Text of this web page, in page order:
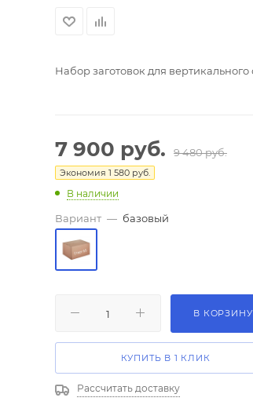
Набор заготовок для вертикального
7 900 руб. 9 480руб.
Экономия 1 580 руб.
В наличии
Вариант — базовый
В КОРЗИНУ
КУПИТЬ В 1 КЛИК
Рассчитать доставку